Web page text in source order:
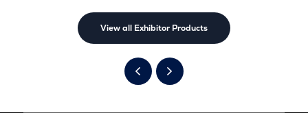
View all Exhibitor Products